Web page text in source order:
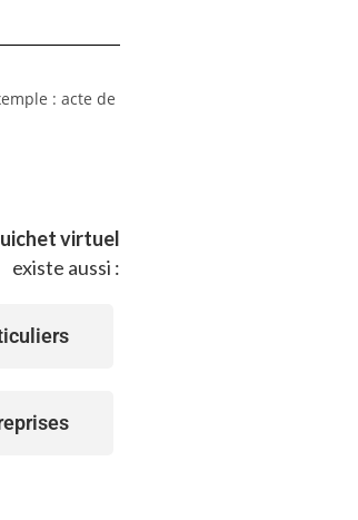
: acte de
virtuel
existe aussi :